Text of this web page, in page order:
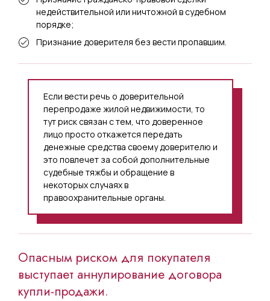
недействительной или ничтожной в судебном
порядке;
Признание доверителя без вести пропавшим.
Если вести речь о доверительной
перепродаже жилой недвижимости, то
тут риск связан с тем, что доверенное
лицо просто откажется передать
денежные средства своему доверителю и
это повлечет за собой дополнительные
судебные тяжбы и обращение в
некоторых случаях в
правоохранительные органы.
Опасным риском для покупателя
выступает аннулирование договора
купли-продажи.